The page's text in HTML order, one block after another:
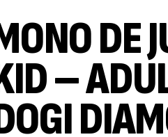
DE
–